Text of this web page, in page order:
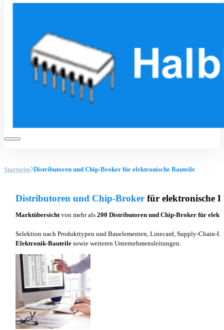
Startseite Distributoren und Chip-Broker für elektronische Bauteile
Distributoren und Chip-Brokerfür elektronische
Marktübersicht von mehr als200 Distributoren und Chip-Broker für
Selektion nach Produkttypen und Bauelementen, Linecard, Supply-Chain-
Elektronik-Bauteilesowie weiteren Unternehmensleitungen.